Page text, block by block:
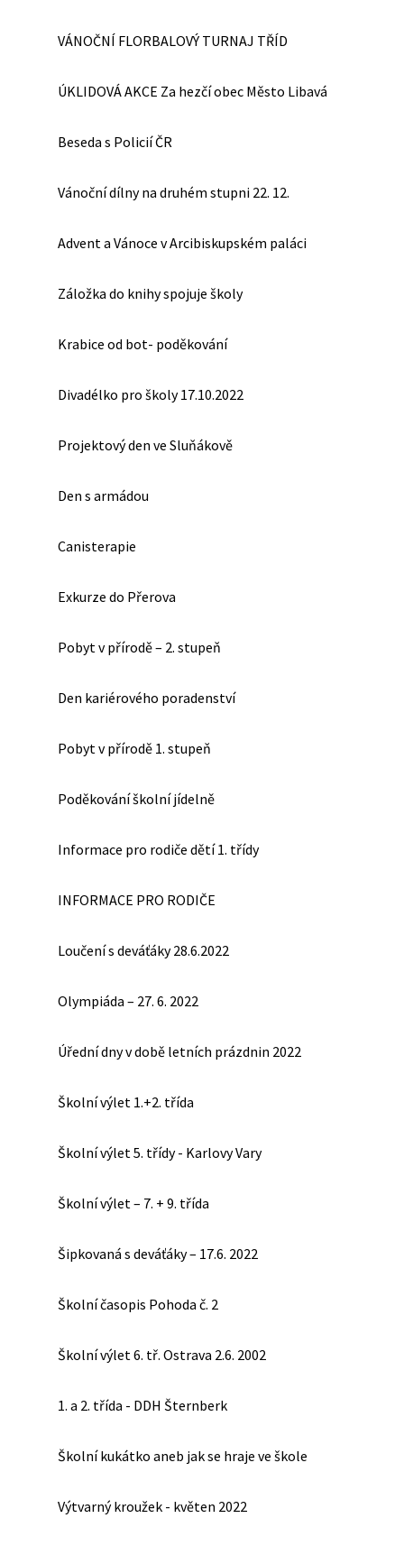
VÁNOČNÍ FLORBALOVÝ TURNAJ TŘÍD
ÚKLIDOVÁ AKCE Za hezčí obec Město Libavá
Beseda s Policií ČR
Vánoční dílny na druhém stupni 22. 12.
Advent a Vánoce v Arcibiskupském paláci
Záložka do knihy spojuje školy
Krabice od bot- poděkování
Divadélko pro školy 17.10.2022
Projektový den ve Sluňákově
Den s armádou
Canisterapie
Exkurze do Přerova
Pobyt v přírodě – 2. stupeň
Den kariérového poradenství
Pobyt v přírodě 1. stupeň
Poděkování školní jídelně
Informace pro rodiče dětí 1. třídy
INFORMACE PRO RODIČE
Loučení s deváťáky 28.6.2022
Olympiáda – 27. 6. 2022
Úřední dny v době letních prázdnin 2022
Školní výlet 1.+2. třída
Školní výlet 5. třídy - Karlovy Vary
Školní výlet – 7. + 9. třída
Šipkovaná s deváťáky – 17.6. 2022
Školní časopis Pohoda č. 2
Školní výlet 6. tř. Ostrava 2.6. 2002
1. a 2. třída - DDH Šternberk
Školní kukátko aneb jak se hraje ve škole
Výtvarný kroužek - květen 2022